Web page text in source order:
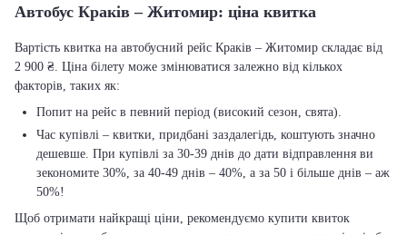
Автобус Краків – Житомир: ціна квитка
Вартість квитка на автобусний рейс Краків – Житомир складає від
2 900 ₴. Ціна білету може змінюватися залежно від кількох
факторів, таких як:
Попит на рейс в певний період (високий сезон, свята).
Час купівлі – квитки, придбані заздалегідь, коштують значно
дешевше. При купівлі за 30-39 днів до дати відправлення ви
зекономите 30%, за 40-49 днів – 40%, а за 50 і більше днів – аж
50%!
Щоб отримати найкращі ціни, рекомендуємо купити квиток